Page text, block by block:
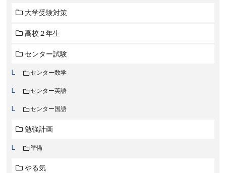
大学受験対策
高校２年生
センター試験
センター数学
センター英語
センター国語
勉強計画
準備
やる気